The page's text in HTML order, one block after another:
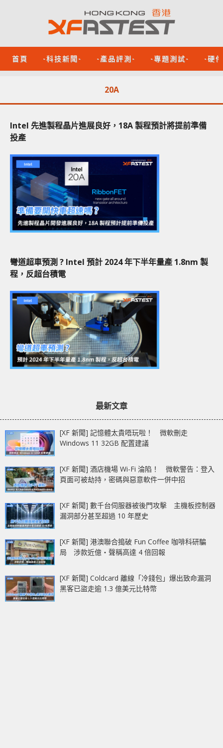
首頁 -科技新聞- -產品評測- -專題測試- -硬
20A
Intel 先進製程晶片進展良好，18A 製程預計將提前準備
投產
彎道超車預測 ? Intel 預計 2024 年下半年量產 1.8nm 製
程，反超台積電
最新文章
[XF 新聞] 記憶體太貴唔玩啦！ 微軟刪走
Windows 11 32GB 配置建議
[XF 新聞] 酒店機場 Wi-Fi 淪陷！ 微軟警告：登入
頁面可被劫持，密碼與惡意軟件一併中招
[XF 新聞] 數千台伺服器被後門攻擊 主機板控制器
漏洞部分甚至超過 10 年歷史
[XF 新聞] 港澳聯合搗破 Fun Coffee 咖啡科研騙
局 涉款近億‧聲稱高達 4 倍回報
[XF 新聞] Coldcard 離線「冷錢包」爆出致命漏洞
黑客已盜走逾 1.3 億美元比特幣